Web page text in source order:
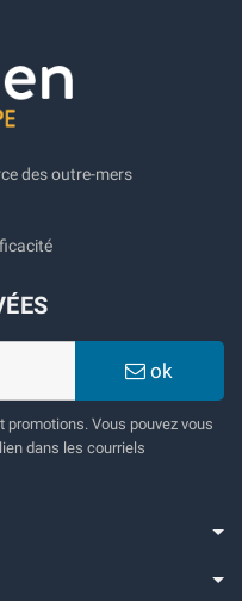
des outre-mers
ok
Vous pouvez vous
dans les courriels